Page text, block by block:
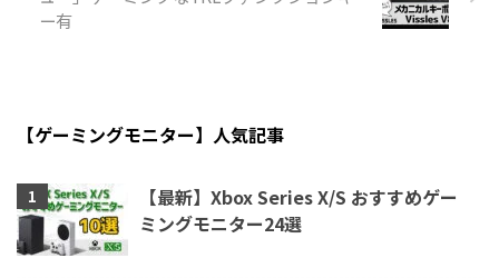
ー有
【ゲーミングモニター】人気記事
【最新】Xbox Series X/S おすすめゲー
ミングモニター24選